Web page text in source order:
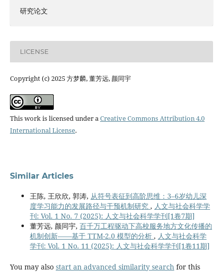
研究论文
LICENSE
Copyright (c) 2025 方梦麟, 董芳远, 颜同宇
This work is licensed under aCreative Commons Attribution 4.0
International License.
Similar Articles
王陈, 王欣欣, 郭涛, 从符号表征到高阶思维：3–6岁幼儿深
度学习能力的发展路径与干预机制研究 , 人文与社会科学学
刊: Vol. 1 No. 7 (2025): 人文与社会科学学刊[1卷7期]
董芳远, 颜同宇, 百千万工程驱动下高校服务地方文化传播的
机制创新——基于 TTM-2.0 模型的分析 , 人文与社会科学
学刊: Vol. 1 No. 11 (2025): 人文与社会科学学刊[1卷11期]
You may also start an advanced similarity searchfor this